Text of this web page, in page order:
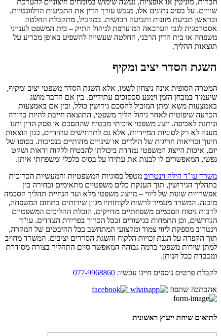
חברות, מוניטין או אופציות, נעשה שימוש במומחים חיצוניים להערכת
שוויים. על בסיס נתונים אלו, מגבש עורך הדין את התביעות הרלוונטיות,
ובראשן תביעת מזונות ותביעה רכושית. במקביל, מתקבלת החלטה
אסטרטגית לגבי הערכאה המועדפת לניהול התיק – בית המשפט לענייני
משפחה או בית הדין הרבני, החלטה שעשויה להשפיע באופן מכריע על
תוצאות ההליך.
השגת הסדר יציב ומקיף
המטרה הסופית אינה ניצחון לשמו, אלא השגת הסדר משפטי יציב ומקיף,
שיעמוד במבחן הזמן וימנע סכסוכים עתידיים. בין אם הדבר מושג
באמצעות משא ומתן המוביל להסכם גירושין כולל, ובין אם באמצעות
הכרעה שיפוטית לאחר ניהול הליך משפטי, התוצאה חייבת להיות ברורה
וניתנת לאכיפה. ייצוג משפטי איכותי מבטיח שההסכם או פסק הדין יתנו
מענה לא רק לסוגיות המיידיות, אלא גם לתרחישים עתידיים, כגון הוצאות
חינוך ובריאות חריגות של הילדים או שינויים מהותיים בנסיבות. בסופו של
יום, איכות הייצוג המשפטי נמדדת ביכולתו להבטיח ללקוח ודאות ושקט
נפשי, המאפשרים לו לבנות את עתידו על בסיס כלכלי ומשפחתי איתן.
משרד עו"ד הילה וינטרוב מטפל בסוגיות המשפטיות והמעשיות הכרוכות
בתהליך הגירושין, תוך הענקת כלים משפטיים מתאימים ובחירה בין
אפשרויות שונות של ליווי – מייצוג משפטי מלא ועד הנחיית תהליך הסכמה
מובנה. המשרד מעמיד לרשות לקוחותיו מגוון שירותים בתחום המשפחה,
לרבות ניסוח הסכמים משפחתיים מדויקים, הובלת ההליכים המשפטיים
הנדרשים, וכן התמחות בגישורים ובכל הכרוך בפרידת הצדדים. עו"ד
וינטרוב מספקת ליווי צמוד ומקצועי המתחשב בכל ההיבטים של המקרה,
תוך הקפדה על הגנת זכויות הלקוח והשגת הסדרים יציבים. המשרד מחויב
למתן שירות משפטי ברמה גבוהה המאפשר סיום התהליך בצורה מסודרת
ומכבדת ככל הניתן.
לקבלת פרטים נוספים חייגו עכשיו: 077-9968860
אהבתם? שתפו!
לתיאום שיחת ייעוץ ראשונית